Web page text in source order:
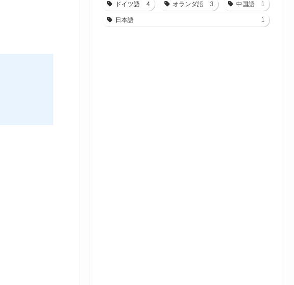
ドイツ語 4 オランダ語 3 中国語 1
日本語 1